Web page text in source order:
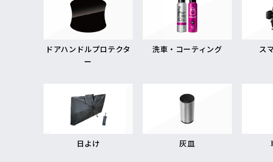
ドアハンドルプロテクタ
ー
洗車・コーティング ス
日よけ 灰皿